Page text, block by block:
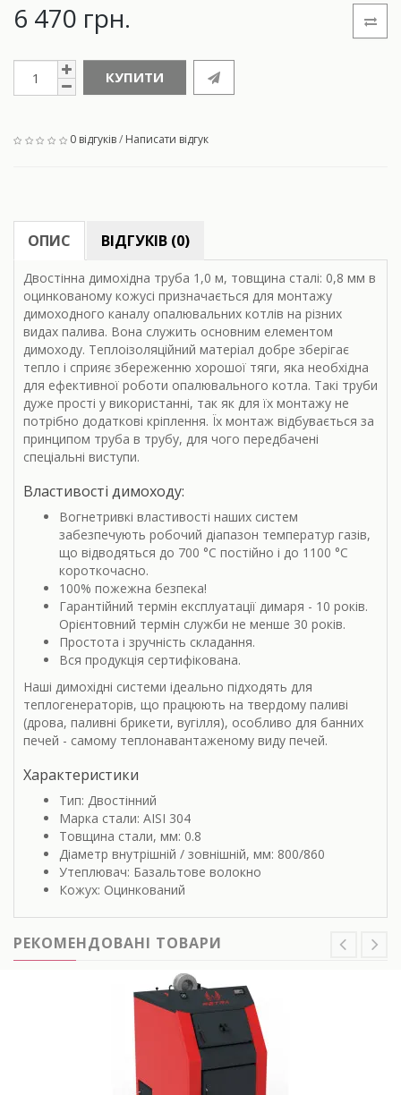
6 470 грн.
КУПИТИ
0 відгуків/ Написати відгук
ОПИС ВІДГУКІВ (0)
Двостінна димохідна труба 1,0 м, товщина сталі: 0,8 мм в
оцинкованому кожусі призначається для монтажу
димоходного каналу опалювальних котлів на різних
видах палива. Вона служить основним елементом
димоходу. Теплоізоляційний матеріал добре зберігає
тепло і сприяє збереженню хорошої тяги, яка необхідна
для ефективної роботи опалювального котла. Такі труби
дуже прості у використанні, так як для їх монтажу не
потрібно додаткові кріплення. Їх монтаж відбувається за
принципом труба в трубу, для чого передбачені
спеціальні виступи.
Властивості димоходу:
Вогнетривкі властивості наших систем
забезпечують робочий діапазон температур газів,
що відводяться до 700 °С постійно і до 1100 °С
короткочасно.
100% пожежна безпека!
Гарантійний термін експлуатації димаря - 10 років.
Орієнтовний термін служби не менше 30 років.
Простота і зручність складання.
Вся продукція сертифікована.
Наші димохідні системи ідеально підходять для
теплогенераторів, що працюють на твердому паливі
(дрова, паливні брикети, вугілля), особливо для банних
печей - самому теплонавантаженому виду печей.
Характеристики
Тип: Двостінний
Марка стали: AISI 304
Товщина стали, мм: 0.8
Діаметр внутрішній / зовнішній, мм: 800/860
Утеплювач: Базальтове волокно
Кожух: Оцинкований
РЕКОМЕНДОВАНІ ТОВАРИ